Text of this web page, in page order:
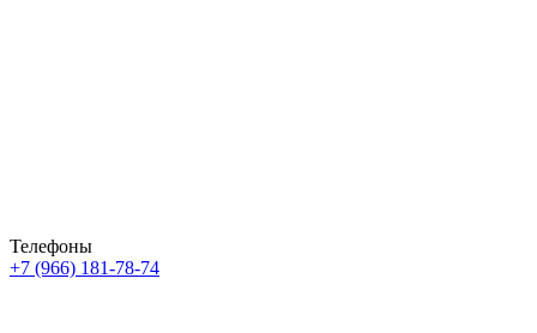
Телефоны
+7 (966) 181-78-74